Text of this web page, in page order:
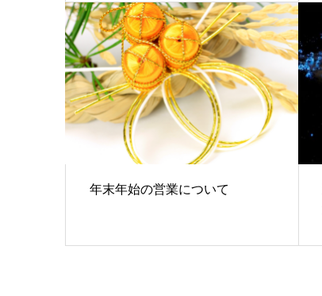
年末年始の営業について